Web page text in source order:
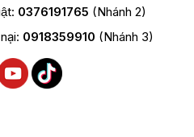
0376191765 (Nhánh 2)
0918359910 (Nhánh 3)